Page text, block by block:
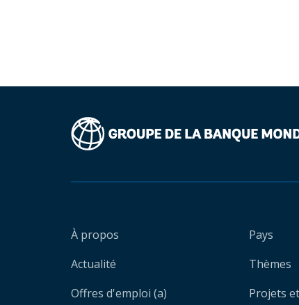
À propos
Actualité
Offres d'emploi (a)
Pays
Thèmes
Projets